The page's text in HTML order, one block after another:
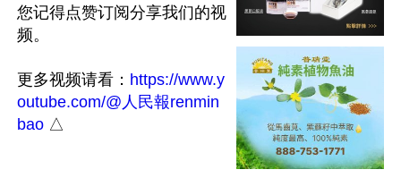
您记得点赞订阅分享我们的视
频。
更多视频请看： https://www.y
outube.com/@人民報renmin
bao